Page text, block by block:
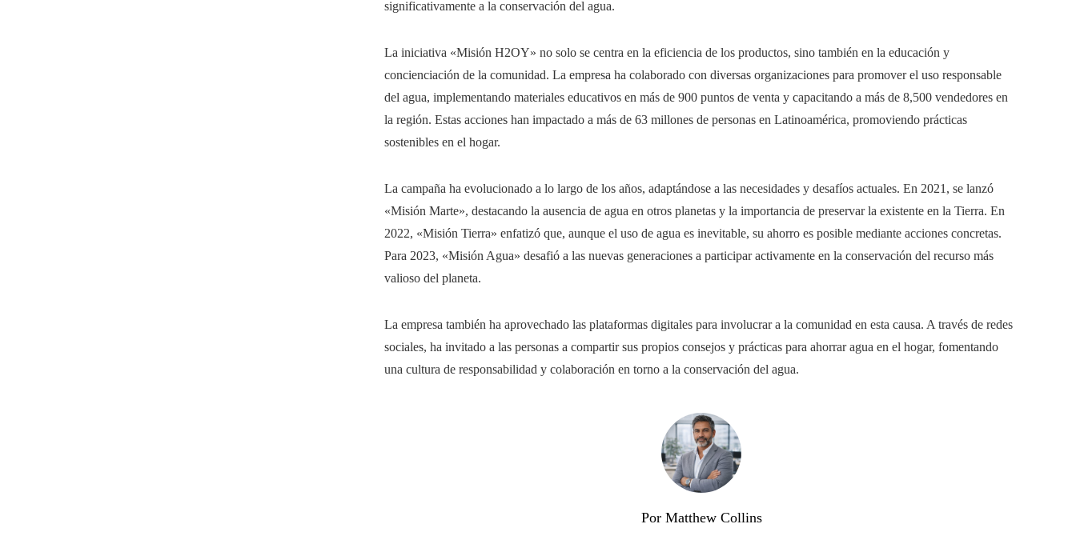
significativamente a la conservación del agua.
La iniciativa «Misión H2OY» no solo se centra en la eficiencia de los productos, sino también en la educación y
concienciación de la comunidad. La empresa ha colaborado con diversas organizaciones para promover el uso responsable
del agua, implementando materiales educativos en más de 900 puntos de venta y capacitando a más de 8,500 vendedores en
la región. Estas acciones han impactado a más de 63 millones de personas en Latinoamérica, promoviendo prácticas
sostenibles en el hogar.
La campaña ha evolucionado a lo largo de los años, adaptándose a las necesidades y desafíos actuales. En 2021, se lanzó
«Misión Marte», destacando la ausencia de agua en otros planetas y la importancia de preservar la existente en la Tierra. En
2022, «Misión Tierra» enfatizó que, aunque el uso de agua es inevitable, su ahorro es posible mediante acciones concretas.
Para 2023, «Misión Agua» desafió a las nuevas generaciones a participar activamente en la conservación del recurso más
valioso del planeta. ​
La empresa también ha aprovechado las plataformas digitales para involucrar a la comunidad en esta causa. A través de redes
sociales, ha invitado a las personas a compartir sus propios consejos y prácticas para ahorrar agua en el hogar, fomentando
una cultura de responsabilidad y colaboración en torno a la conservación del agua.
Por Matthew Collins